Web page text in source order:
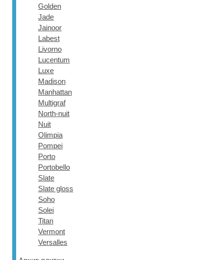
Golden
Jade
Jainoor
Labest
Livorno
Lucentum
Luxe
Madison
Manhattan
Multigraf
North-nuit
Nuit
Olimpia
Pompei
Porto
Portobello
Slate
Slate gloss
Soho
Solei
Titan
Vermont
Versalles